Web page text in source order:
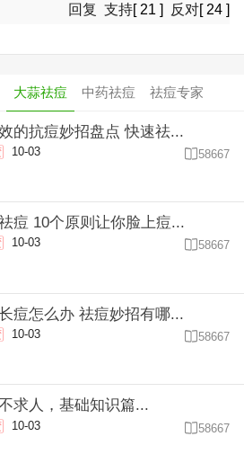
回复 支持[21 ] 反对[24 ]
大蒜祛痘 中药祛痘 祛痘专家
的抗痘妙招盘点 快速祛...
10-03 58667
痘 10个原则让你脸上痘...
10-03 58667
痘怎么办 祛痘妙招有哪...
10-03 58667
求人，基础知识篇...
10-03 58667